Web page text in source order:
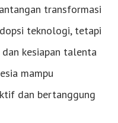
transformasi
teknologi, tetapi
kesiapan talenta
mampu
dan bertanggung